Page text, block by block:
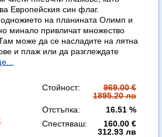
Европейския син флаг.
на планината Олимп и
минало привличат множество
може да се насладите на лятна
и плаж или да разглеждате
Стойност:
969.00 €
1895.20 лв
Отстъпка:
16.51 %
Спестяваш:
160.00 €
312.93 лв